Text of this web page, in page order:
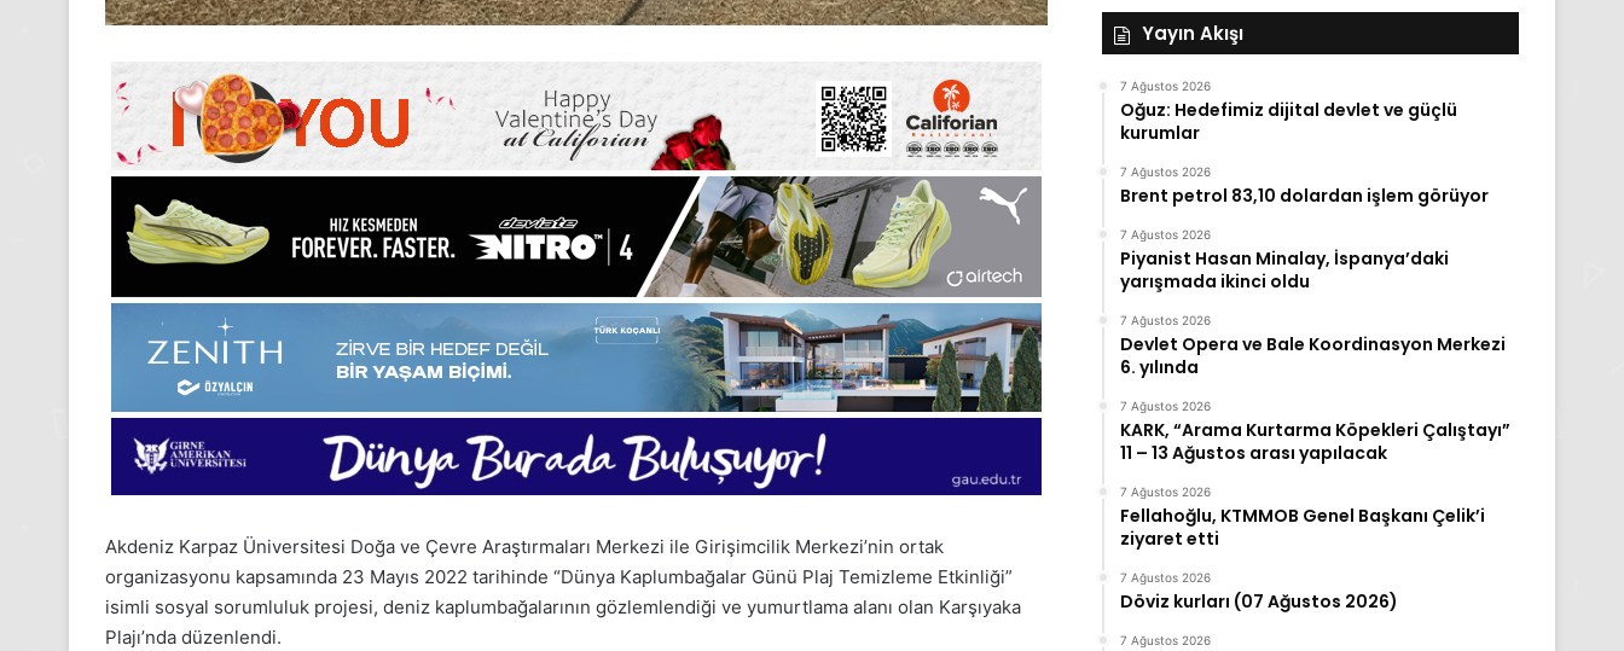
Akdeniz Karpaz Üniversitesi Doğa ve Çevre Araştırmaları Merkezi ile Girişimcilik Merkezi’nin ortak
organizasyonu kapsamında 23 Mayıs 2022 tarihinde “Dünya Kaplumbağalar Günü Plaj Temizleme Etkinliği”
isimli sosyal sorumluluk projesi, deniz kaplumbağalarının gözlemlendiği ve yumurtlama alanı olan Karşıyaka
Plajı’nda düzenlendi.
Yayın Akışı
7 Ağustos 2026
Oğuz: Hedefimiz dijital devlet ve güçlü
kurumlar
7 Ağustos 2026
Brent petrol 83,10 dolardan işlem görüyor
7 Ağustos 2026
Piyanist Hasan Minalay, İspanya’daki
yarışmada ikinci oldu
7 Ağustos 2026
Devlet Opera ve Bale Koordinasyon Merkezi
6. yılında
7 Ağustos 2026
KARK, “Arama Kurtarma Köpekleri Çalıştayı”
11 – 13 Ağustos arası yapılacak
7 Ağustos 2026
Fellahoğlu, KTMMOB Genel Başkanı Çelik’i
ziyaret etti
7 Ağustos 2026
Döviz kurları (07 Ağustos 2026)
7 Ağustos 2026